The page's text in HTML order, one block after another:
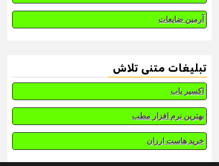
آرمین ضایعات
تبلیغات متنی تلاش
اکسیر یاب
بهترین نرم افزار مطب
خرید هاست ارزان